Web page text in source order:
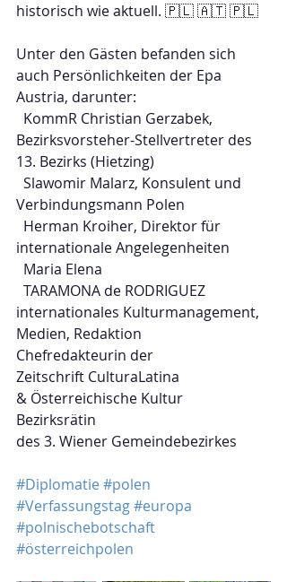
historisch wie aktuell. 🇵🇱 🇦🇹 🇵🇱
Unter den Gästen befanden sich
auch Persönlichkeiten der Epa
Austria, darunter:
Bezirksvorsteher-Stellvertreter des
13. Bezirks (Hietzing)
Verbindungsmann Polen
internationale Angelegenheiten
  Maria Elena
  TARAMONA de RODRIGUEZ
internationales Kulturmanagement,
Medien, Redaktion
Chefredakteurin der
Zeitschrift CulturaLatina
& Österreichische Kultur
Bezirksrätin
des 3. Wiener Gemeindebezirkes
#Diplomatie#polen
#Verfassungstag#europa
#polnischebotschaft
#österreichpolen